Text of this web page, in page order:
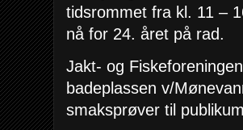
tidsrommet fra kl. 11 –
nå for 24. året på rad.
Jakt- og
badeplassen v/
smaksprøver til